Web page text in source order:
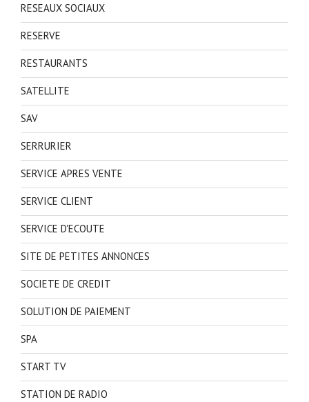
RESEAUX SOCIAUX
RESERVE
RESTAURANTS
SATELLITE
SAV
SERRURIER
SERVICE APRES VENTE
SERVICE CLIENT
SERVICE D'ECOUTE
SITE DE PETITES ANNONCES
SOCIETE DE CREDIT
SOLUTION DE PAIEMENT
SPA
START TV
STATION DE RADIO